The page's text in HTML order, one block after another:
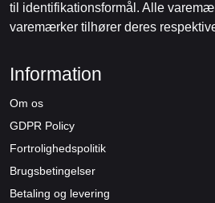
til identifikationsformål. Alle
varemærker tilhører deres
Information
Om os
GDPR Policy
Fortrolighedspolitik
Brugsbetingelser
Betaling og levering